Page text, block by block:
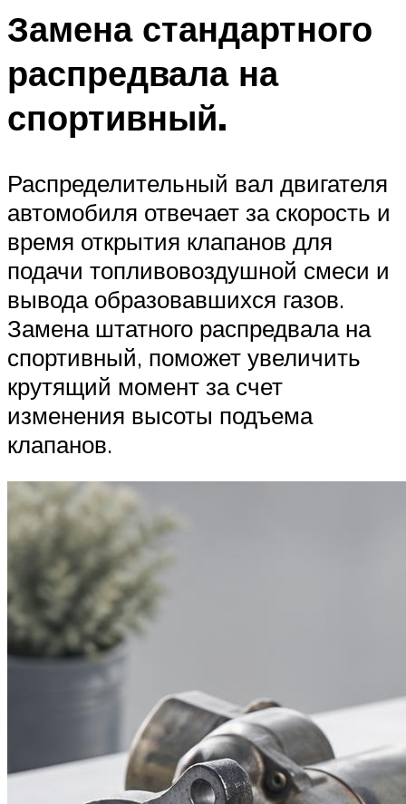
Замена стандартного
распредвала на
спортивный.
Распределительный вал двигателя
автомобиля отвечает за скорость и
время открытия клапанов для
подачи топливовоздушной смеси и
вывода образовавшихся газов.
Замена штатного распредвала на
спортивный, поможет увеличить
крутящий момент за счет
изменения высоты подъема
клапанов.